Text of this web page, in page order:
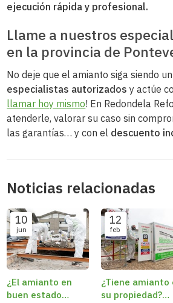
ejecución rápida y profesional.
Llame a nuestros
en la provincia de
No deje que el amianto siga siendo
especialistas autorizadosy actúe
llamar hoy mismo! En Redondela
atenderle, valorar su caso sin
las garantías… y con el descuento
Noticias relacionadas
10
jun
¿El amianto en
buen estado
12
feb
¿Tiene amianto
su propiedad?